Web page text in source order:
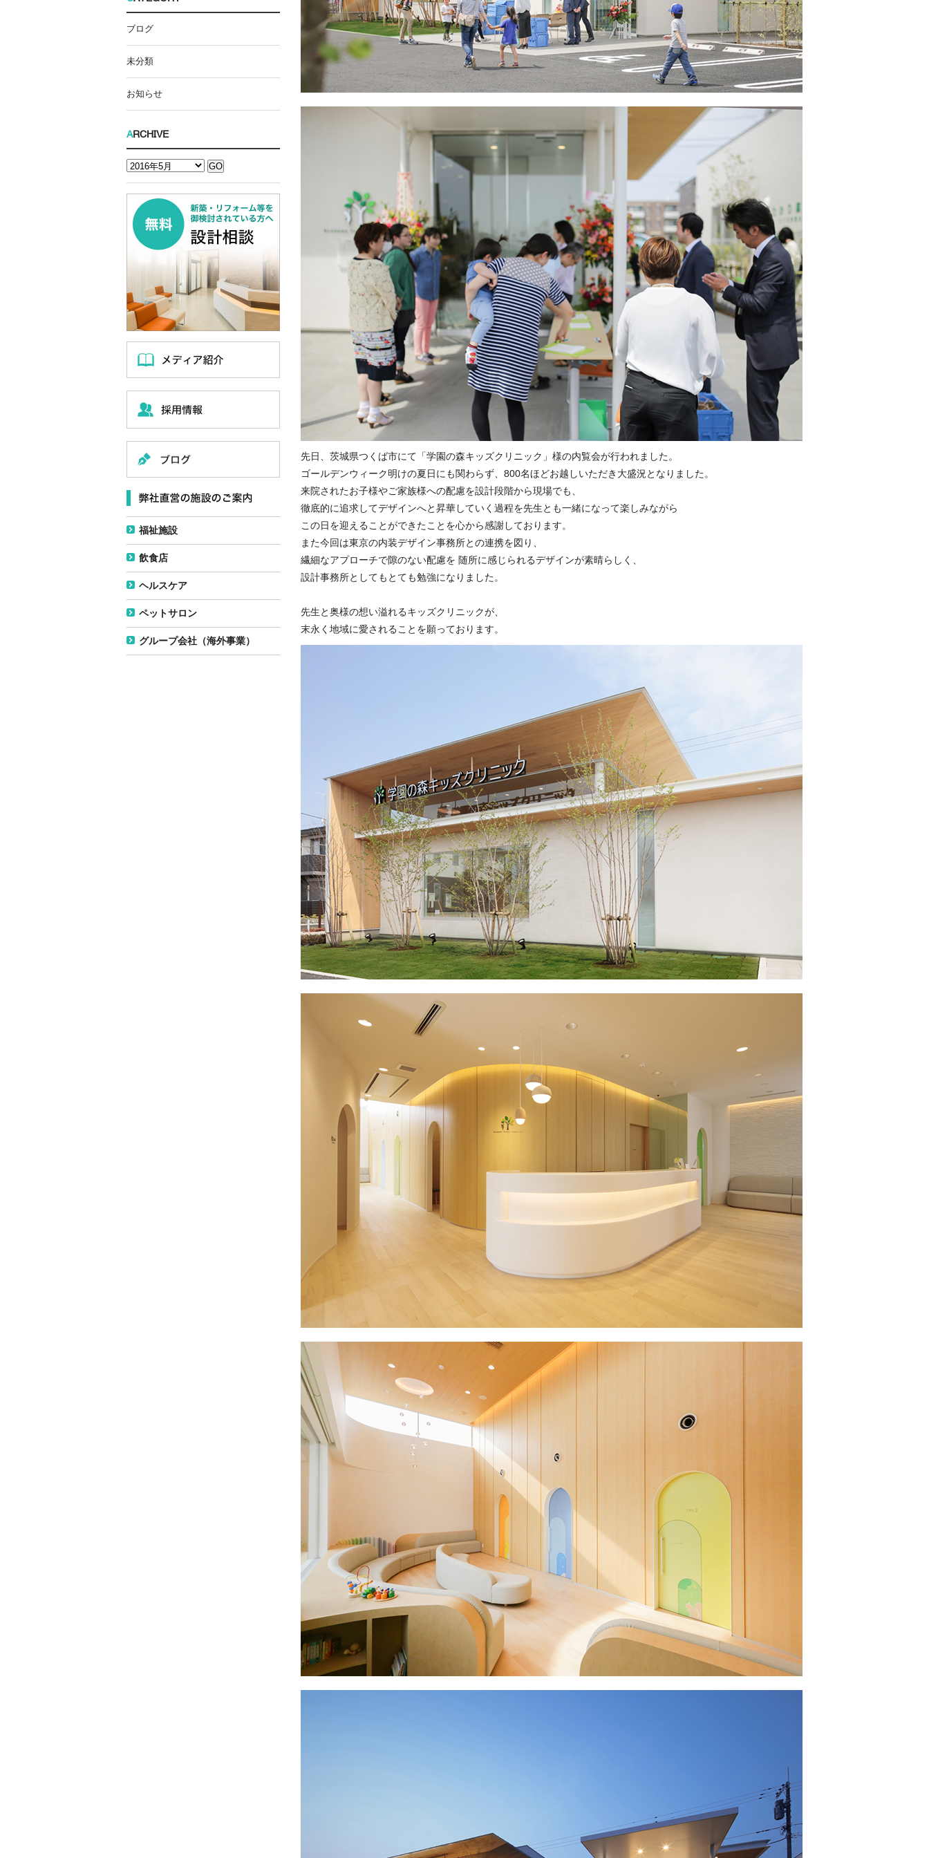
先日、茨城県つくば市にて「学園の森キッズクリニック」様の内覧会が行われました。
ゴールデンウィーク明けの夏日にも関わらず、800名ほどお越しいただき大盛況となりました。
来院されたお子様やご家族様への配慮を設計段階から現場でも、
徹底的に追求してデザインへと昇華していく過程を先生とも一緒になって楽しみながら
この日を迎えることができたことを心から感謝しております。
また今回は東京の内装デザイン事務所との連携を図り、
繊細なアプローチで隙のない配慮を 随所に感じられるデザインが素晴らしく、
設計事務所としてもとても勉強になりました。
先生と奥様の想い溢れるキッズクリニックが、
末永く地域に愛されることを願っております。
ブログ
未分類
お知らせ
ARCHIVE
福祉施設
飲食店
ヘルスケア
ペットサロン
グループ会社（海外事業）